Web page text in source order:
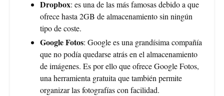
Dropbox: es una de las más famosas debido a que
ofrece hasta 2GB de almacenamiento sin ningún
tipo de coste.
Google Fotos: Google es una grandísima compañía
que no podía quedarse atrás en el almacenamiento
de imágenes. Es por ello que ofrece Google Fotos,
una herramienta gratuita que también permite
organizar las fotografías con facilidad.